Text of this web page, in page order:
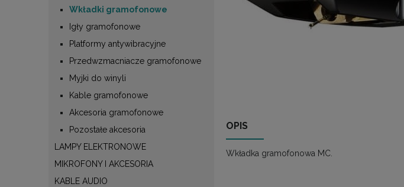
Wkładki gramofonowe
Igły gramofonowe
Platformy antywibracyjne
Przedwzmacniacze gramofonowe
Myjki do winyli
Kable gramofonowe
Akcesoria gramofonowe
Pozostałe akcesoria
LAMPY ELEKTRONOWE
MIKROFONY I AKCESORIA
KABLE AUDIO
OPIS
Wkładka gramofonowa MC.